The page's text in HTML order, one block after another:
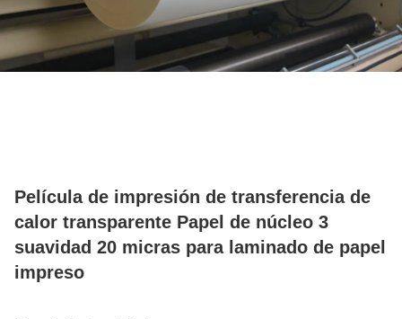
Película de impresión de transferencia de
calor transparente Papel de núcleo 3
suavidad 20 micras para laminado de papel
impreso